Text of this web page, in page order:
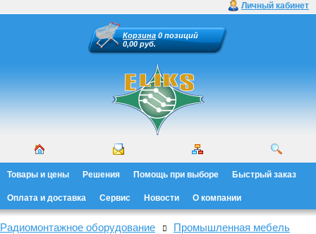
Личный кабинет
Корзина 0 позиций
0,00 руб.
Товары и цены Решения Помощь при выборе Быстрый заказ
Оплата и доставка Сервис Новости О компании
Радиомонтажное оборудование
Промышленная мебель